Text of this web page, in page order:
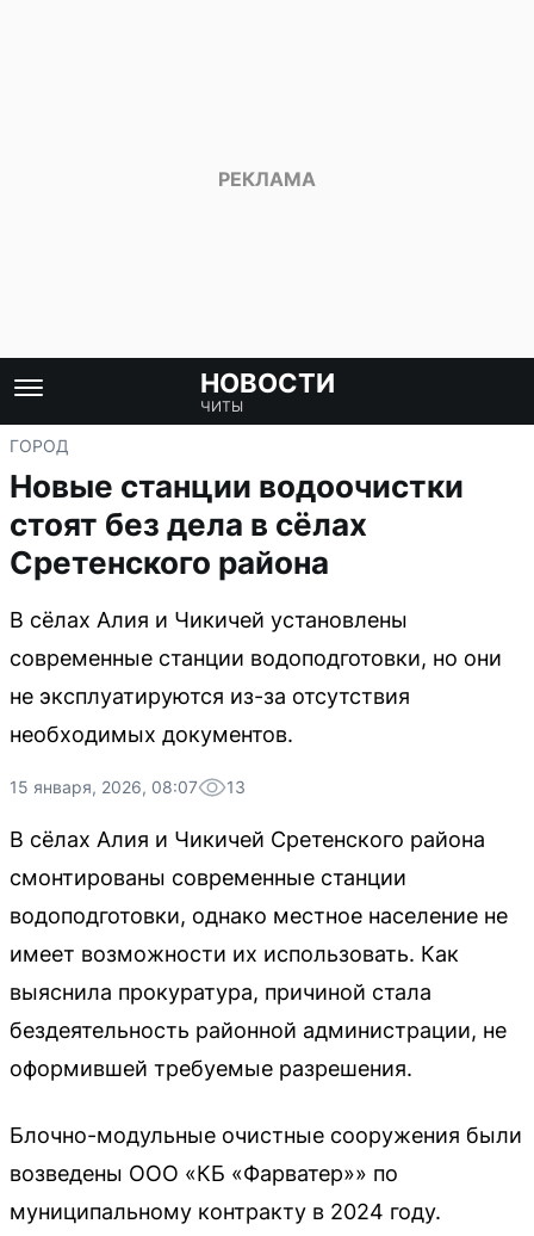
НОВОСТИ
ЧИТЫ
ГОРОД
Новые станции водоочистки
стоят без дела в сёлах
Сретенского района
В сёлах Алия и Чикичей установлены
современные станции водоподготовки, но они
не эксплуатируются из-за отсутствия
необходимых документов.
15 января, 2026, 08:07 13
В сёлах Алия и Чикичей Сретенского района
смонтированы современные станции
водоподготовки, однако местное население не
имеет возможности их использовать. Как
выяснила прокуратура, причиной стала
бездеятельность районной администрации, не
оформившей требуемые разрешения.
Блочно-модульные очистные сооружения были
возведены ООО «КБ «Фарватер»» по
муниципальному контракту в 2024 году.